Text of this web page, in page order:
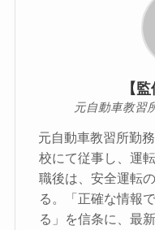
【
元自動車教習
元自動車教習所勤
校にて従事し、運
職後は、安全運転
る。「正確な情報
る」を信条に、最